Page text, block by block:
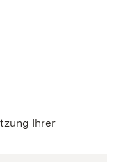
in einem neuen
Ihrer